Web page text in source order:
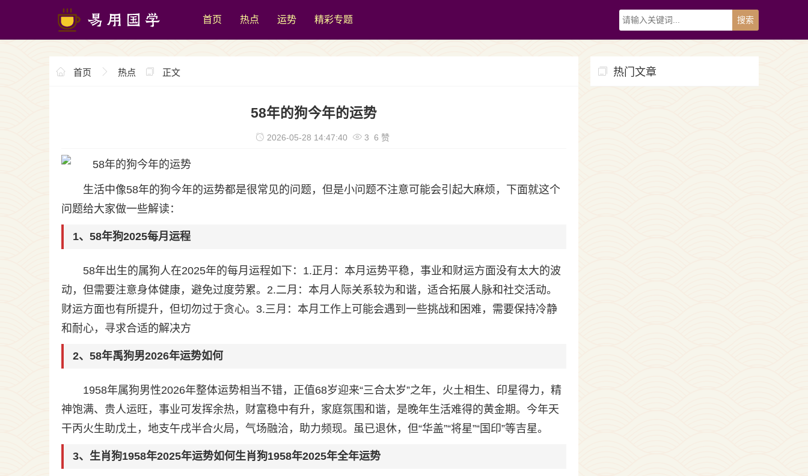
首页 热点 运势 精彩专题
首页 热点 正文
58年的狗今年的运势
2026-05-28 14:47:40 3 6 赞
生活中像58年的狗今年的运势都是很常见的问题，但是小问题不注意可能会引起大麻烦，下面就这个
问题给大家做一些解读：
1、58年狗2025每月运程
58年出生的属狗人在2025年的每月运程如下：1.正月：本月运势平稳，事业和财运方面没有太大的波
动，但需要注意身体健康，避免过度劳累。2.二月：本月人际关系较为和谐，适合拓展人脉和社交活动。
财运方面也有所提升，但切勿过于贪心。3.三月：本月工作上可能会遇到一些挑战和困难，需要保持冷静
和耐心，寻求合适的解决方
2、58年禹狗男2026年运势如何
1958年属狗男性2026年整体运势相当不错，正值68岁迎来“三合太岁”之年，火土相生、印星得力，精
神饱满、贵人运旺，事业可发挥余热，财富稳中有升，家庭氛围和谐，是晚年生活难得的黄金期。今年天
干丙火生助戊土，地支午戌半合火局，气场融洽，助力频现。虽已退休，但“华盖”“将星”“国印”等吉星。
3、生肖狗1958年2025年运势如何生肖狗1958年2025年全年运势
热门文章